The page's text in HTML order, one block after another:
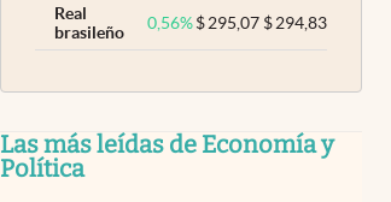
Real
brasileño
0,56% $295,07 $294,83
Las más leídas de Economía y
Política